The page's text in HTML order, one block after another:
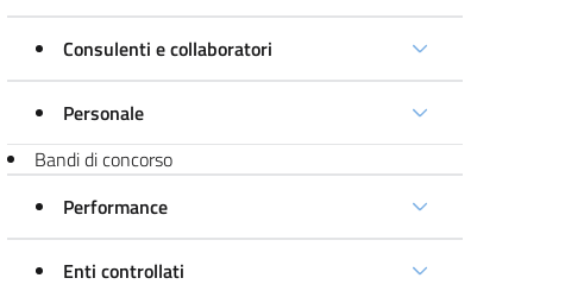
Consulenti e collaboratori
Personale
Bandi di concorso
Performance
Enti controllati